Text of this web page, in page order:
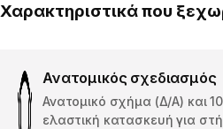
Χαρακτηριστικά που
Ανατομικός σχεδιασμός
Ανατομικό σχήμα (Δ/Α) και
ελαστική κατασκευή για